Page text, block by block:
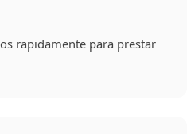
rapidamente para prestar